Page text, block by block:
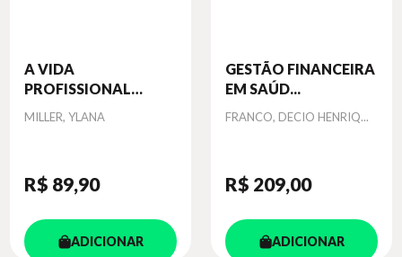
A VIDA
PROFISSIONAL
COMO ...
Autor
MILLER, YLANA
R$ 89,90
ADICIONAR
GESTÃO FINANCEIRA
EM SAÚD...
Autor
FRANCO, DECIO HENRIQ...
R$ 209,00
ADICIONAR